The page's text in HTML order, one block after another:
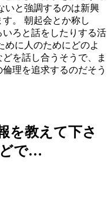
いと強調するのは新興
。 朝起会とか称し
ろと話をしたりする活
めに人のためにどのよ
を話し合うそうで、ま
理を追求するのだそう
を教えて下さ
どで…